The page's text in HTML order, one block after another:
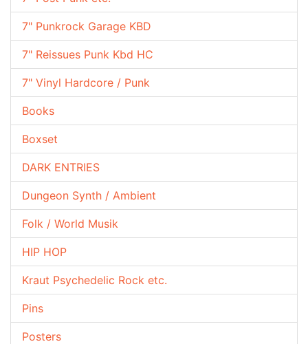
7" Punkrock Garage KBD
7" Reissues Punk Kbd HC
7" Vinyl Hardcore / Punk
Books
Boxset
DARK ENTRIES
Dungeon Synth / Ambient
Folk / World Musik
HIP HOP
Kraut Psychedelic Rock etc.
Pins
Posters